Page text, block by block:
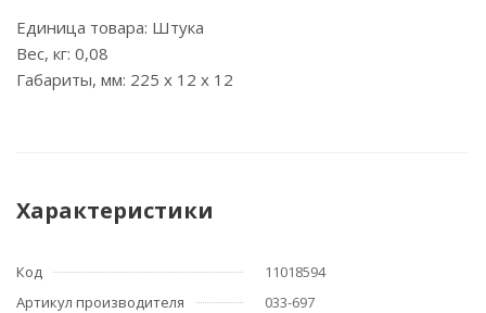
Единица товара: Штука
Вес, кг: 0,08
Габариты, мм: 225 x 12 x 12
Характеристики
Код
11018594
Артикул производителя
033-697